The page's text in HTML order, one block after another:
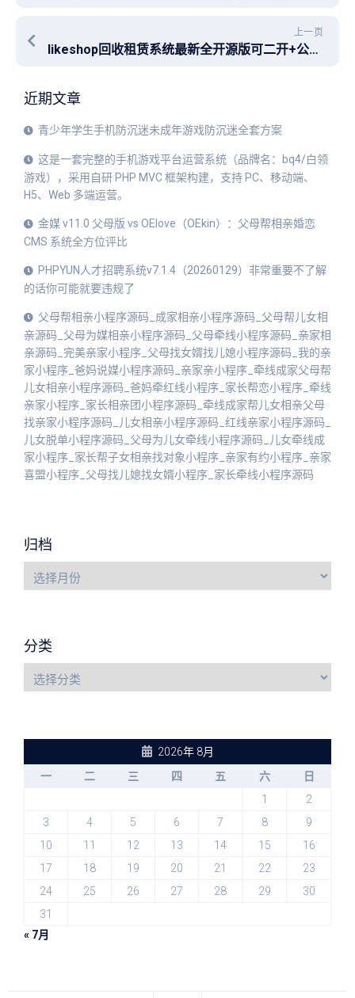
上一页
likeshop回收租赁系统最新全开源版可二开+公众号+手机H5+上架小程序
近期文章
青少年学生手机防沉迷未成年游戏防沉迷全套方案
这是一套完整的手机游戏平台运营系统（品牌名：bq4/白领
游戏），采用自研 PHP MVC 框架构建，支持 PC、移动端、
H5、Web 多端运营。
金媒 v11.0 父母版 vs OElove（OEkin）：父母帮相亲婚恋
CMS 系统全方位评比
PHPYUN人才招聘系统v7.1.4（20260129）非常重要不了解
的话你可能就要违规了
父母帮相亲小程序源码_成家相亲小程序源码_父母帮儿女相
亲源码_父母为媒相亲小程序源码_父母牵线小程序源码_亲家相
亲源码_完美亲家小程序_父母找女婿找儿媳小程序源码_我的亲
家小程序_爸妈说媒小程序源码_亲家亲小程序_牵线成家父母帮
儿女相亲小程序源码_爸妈牵红线小程序_家长帮恋小程序_牵线
亲家小程序_家长相亲团小程序源码_牵线成家帮儿女相亲父母
找亲家小程序源码_儿女相亲小程序源码_红线亲家小程序源码_
儿女脱单小程序源码_父母为儿女牵线小程序源码_儿女牵线成
家小程序_家长帮子女相亲找对象小程序_亲家有约小程序_亲家
喜盟小程序_父母找儿媳找女婿小程序_家长牵线小程序源码
归档
分类
2026年 8月
一
二 三 四 五 六
日
1
2
3
4 5 6 7 8
9
10
11 12 13 14 15
16
17
18 19 20 21 22
23
24
25 26 27 28 29
30
31
« 7月